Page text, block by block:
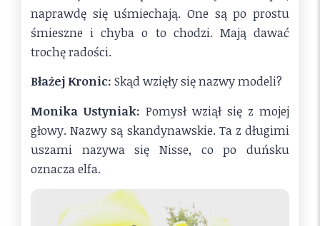
naprawdę się uśmiechają. One są po prostu
śmieszne i chyba o to chodzi. Mają dawać
trochę radości.
Błażej Kronic: Skąd wzięły się nazwy modeli?
Monika Ustyniak: Pomysł wziął się z mojej
głowy. Nazwy są skandynawskie. Ta z długimi
uszami nazywa się Nisse, co po duńsku
oznacza elfa.